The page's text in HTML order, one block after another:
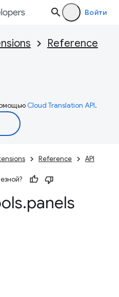
Войти
Reference
Cloud Translation API.
Reference API
.panels